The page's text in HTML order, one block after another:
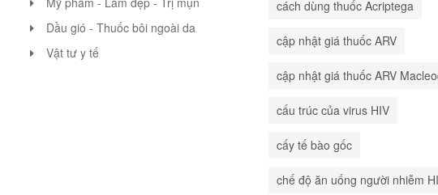
Dầu gió - Thuốc bôi ngoài da
Vật tư y tế
cách dùng thuốc Acriptega
cập nhật giá thuốc ARV
cập nhật giá thuốc ARV
cấu trúc của virus HIV
cấy tế bào gốc
chế độ ăn uống người nhiễm